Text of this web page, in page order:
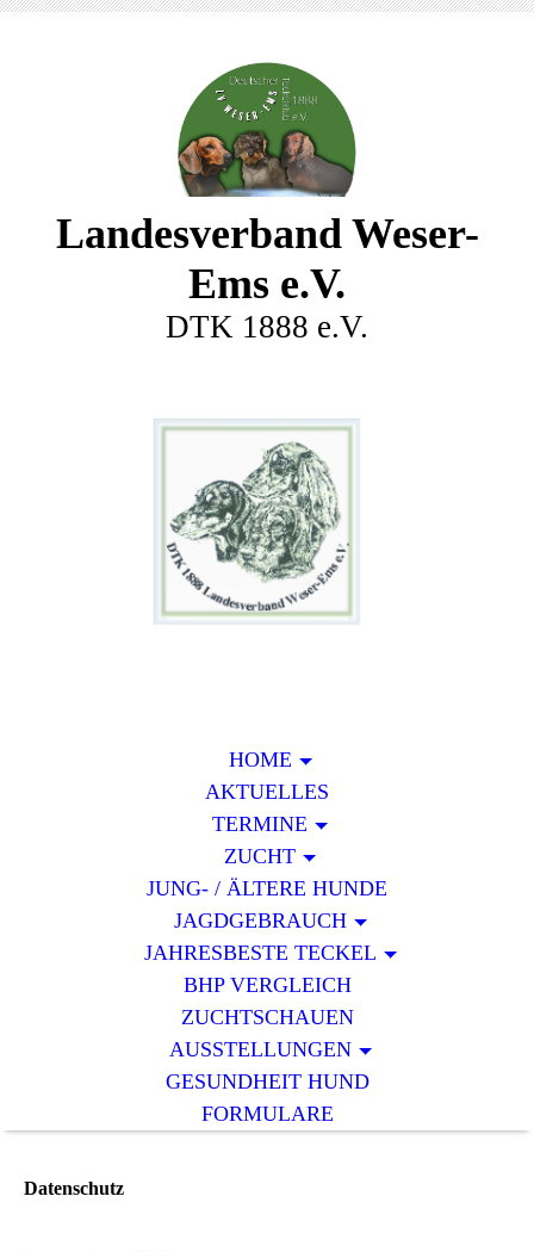
Landesverband Weser-
Ems e.V.
DTK 1888 e.V.
HOME
AKTUELLES
TERMINE
ZUCHT
JUNG- / ÄLTERE HUNDE
JAGDGEBRAUCH
JAHRESBESTE TECKEL
BHP VERGLEICH
ZUCHTSCHAUEN
AUSSTELLUNGEN
GESUNDHEIT HUND
FORMULARE
Datenschutz